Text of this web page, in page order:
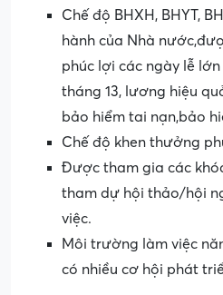
Chế độ BHXH, BHYT,
hành của Nhà
phúc lợi các ngày lễ
tháng 13, lương hiệu
bảo hiểm tai nạn,bảo
Chế độ khen thưởng
Được tham gia các
tham dự hội thảo/hội
việc.
Môi trường làm việc
có nhiều cơ hội phát